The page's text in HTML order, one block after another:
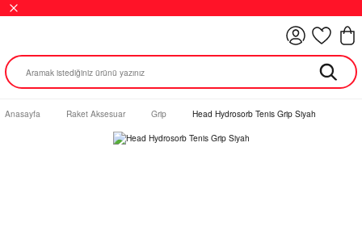
Anasayfa Raket Aksesuar Grip Head Hydrosorb Tenis Grip Siyah